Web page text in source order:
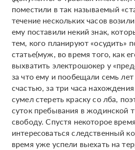
поместили в так называемый
течение нескольких часов
ему поставили некий знак,
тем, кого планируют «осудить»
статье(муж, во время того, как
выхватить электрошокер у
за что ему и пообещали семь
счастью, за три часа
сумел стереть краску со лба,
суток пребывания в жодинской
свободу. Спустя некоторое
интересоваться следственный
время уже успели выехать на